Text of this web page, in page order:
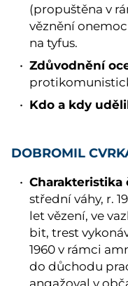
(propuštěna v
věznění
na tyfus.
Zdůvodnění
Kdo a kdy
DOBROMIL
Charakteristika
střední váhy, r.
let vězení, ve
bit, trest
1960 v rámci
do důchodu